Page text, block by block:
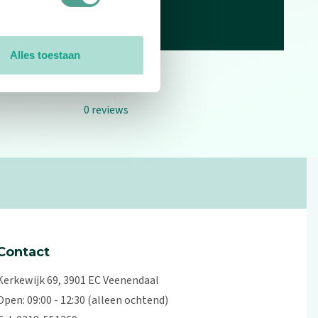
Alles toestaan
0 reviews
69, 3901 EC Veenendaal
09:00 - 12:30 (alleen ochtend)